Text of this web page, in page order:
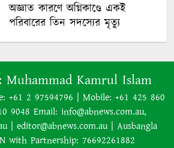
অজ্ঞাত কারণে অগ্নিকাণ্ডে একই
পরিবারের তিন সদস্যের মৃত্যু
অনেক ইতিবাচক অগ্রগতি ঘটেছে:
পররাষ্ট্রমন্ত্রীর সঙ্গে বৈঠকের পর ট্রাম্পের
বিশেষ দূত
আমাকে গ্রেপ্তারের চেষ্টা রুখে দিতে
প্রস্তুত ‘স্পেশাল ফোর্স’
Muhammad Kamrul Islam
+61 2 97594796 | Mobile: +61 425 860
9048 Email: info@abnews.com.au,
| editor@abnews.com.au | Ausbangla
with Partnership: 76692261882